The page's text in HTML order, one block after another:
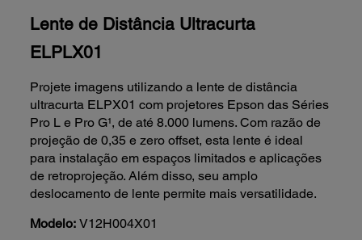
Lente de Distância Ultracurta
ELPLX01
Projete imagens utilizando a lente de distância
ultracurta ELPX01 com projetores Epson das Séries
Pro L e Pro G¹, de até 8.000 lumens. Com razão de
projeção de 0,35 e zero offset, esta lente é ideal
para instalação em espaços limitados e aplicações
de retroprojeção. Além disso, seu amplo
deslocamento de lente permite mais versatilidade.
Modelo: V12H004X01